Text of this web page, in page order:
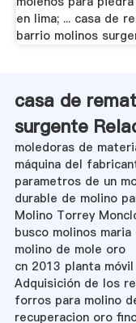
en lima; ... casa de
barrio molinos
casa de
surgente
moledoras de
máquina del
parametros de un
durable de molino
Molino Torrey
busco molinos
molino de mole oro
cn 2013 planta
Adquisición de los
forros para molino
recuperacion oro